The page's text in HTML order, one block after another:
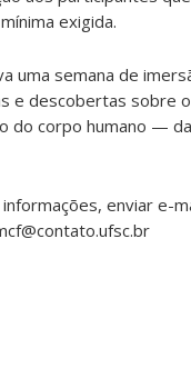
exigida.
uma semana de
e descobertas sobre
do corpo humano —
enviar e-